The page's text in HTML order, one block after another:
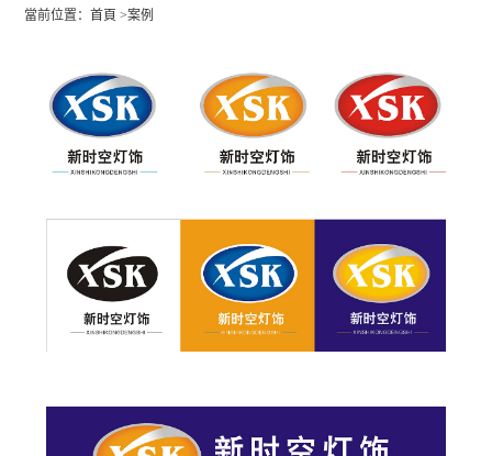
當前位置：首頁 >案例